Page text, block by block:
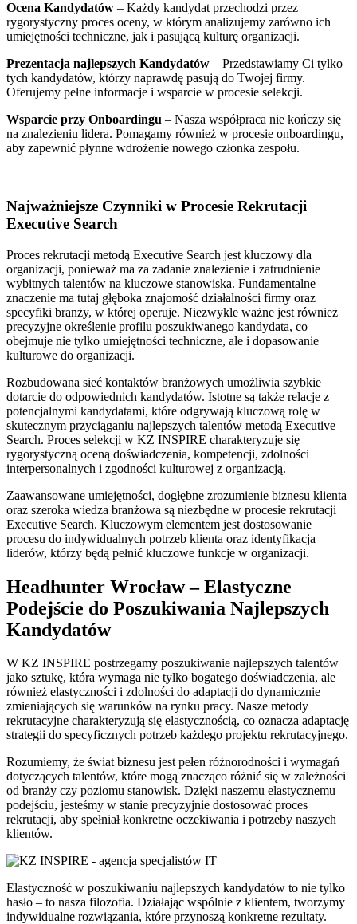
Ocena Kandydatów – Każdy kandydat przechodzi przez
rygorystyczny proces oceny, w którym analizujemy zarówno ich
umiejętności techniczne, jak i pasującą kulturę organizacji.
Prezentacja najlepszych Kandydatów – Przedstawiamy Ci tylko
tych kandydatów, którzy naprawdę pasują do Twojej firmy.
Oferujemy pełne informacje i wsparcie w procesie selekcji.
Wsparcie przy Onboardingu – Nasza współpraca nie kończy się
na znalezieniu lidera. Pomagamy również w procesie onboardingu,
aby zapewnić płynne wdrożenie nowego członka zespołu.
Najważniejsze Czynniki w Procesie Rekrutacji
Executive Search
Proces rekrutacji metodą Executive Search jest kluczowy dla
organizacji, ponieważ ma za zadanie znalezienie i zatrudnienie
wybitnych talentów na kluczowe stanowiska. Fundamentalne
znaczenie ma tutaj głęboka znajomość działalności firmy oraz
specyfiki branży, w której operuje. Niezwykle ważne jest również
precyzyjne określenie profilu poszukiwanego kandydata, co
obejmuje nie tylko umiejętności techniczne, ale i dopasowanie
kulturowe do organizacji.
Rozbudowana sieć kontaktów branżowych umożliwia szybkie
dotarcie do odpowiednich kandydatów. Istotne są także relacje z
potencjalnymi kandydatami, które odgrywają kluczową rolę w
skutecznym przyciąganiu najlepszych talentów metodą Executive
Search. Proces selekcji w KZ INSPIRE charakteryzuje się
rygorystyczną oceną doświadczenia, kompetencji, zdolności
interpersonalnych i zgodności kulturowej z organizacją.
Zaawansowane umiejętności, dogłębne zrozumienie biznesu klienta
oraz szeroka wiedza branżowa są niezbędne w procesie rekrutacji
Executive Search. Kluczowym elementem jest dostosowanie
procesu do indywidualnych potrzeb klienta oraz identyfikacja
liderów, którzy będą pełnić kluczowe funkcje w organizacji.
Headhunter Wrocław – Elastyczne
Podejście do Poszukiwania Najlepszych
Kandydatów
W KZ INSPIRE postrzegamy poszukiwanie najlepszych talentów
jako sztukę, która wymaga nie tylko bogatego doświadczenia, ale
również elastyczności i zdolności do adaptacji do dynamicznie
zmieniających się warunków na rynku pracy. Nasze metody
rekrutacyjne charakteryzują się elastycznością, co oznacza adaptację
strategii do specyficznych potrzeb każdego projektu rekrutacyjnego.
Rozumiemy, że świat biznesu jest pełen różnorodności i wymagań
dotyczących talentów, które mogą znacząco różnić się w zależności
od branży czy poziomu stanowisk. Dzięki naszemu elastycznemu
podejściu, jesteśmy w stanie precyzyjnie dostosować proces
rekrutacji, aby spełniał konkretne oczekiwania i potrzeby naszych
klientów.
Elastyczność w poszukiwaniu najlepszych kandydatów to nie tylko
hasło – to nasza filozofia. Działając wspólnie z klientem, tworzymy
indywidualne rozwiązania, które przynoszą konkretne rezultaty.